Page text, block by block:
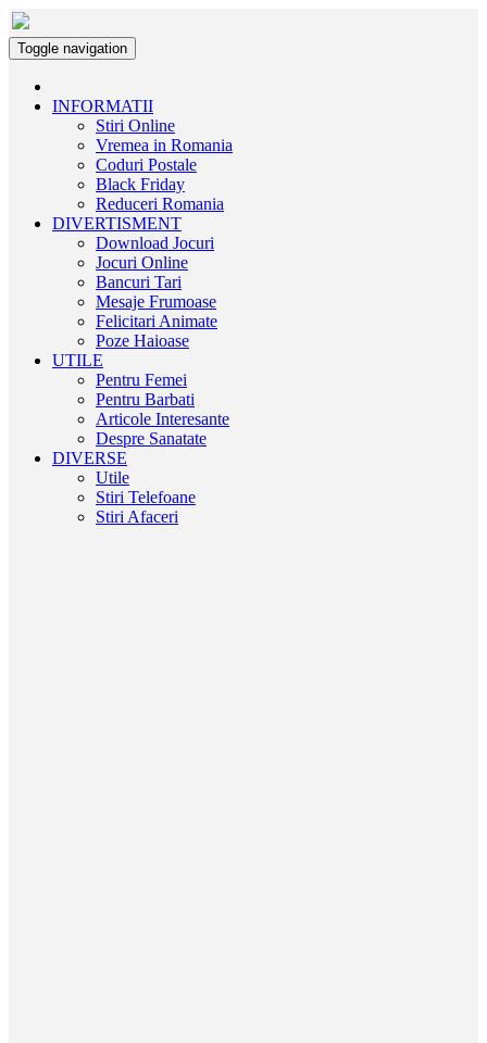
Toggle navigation
INFORMATII
Stiri Online
Vremea in Romania
Coduri Postale
Black Friday
Reduceri Romania
DIVERTISMENT
Download Jocuri
Jocuri Online
Bancuri Tari
Mesaje Frumoase
Felicitari Animate
Poze Haioase
UTILE
Pentru Femei
Pentru Barbati
Articole Interesante
Despre Sanatate
DIVERSE
Utile
Stiri Telefoane
Stiri Afaceri